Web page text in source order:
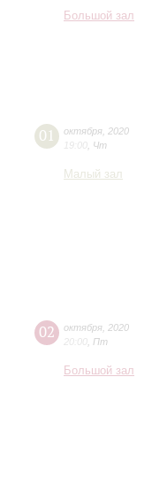
Большой зал
01 октября 2020
19:00 Чт
Малый зал
02 октября 2020
20:00 Пт
Большой зал